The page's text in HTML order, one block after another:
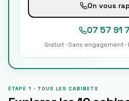
On vous
07 57 91
Gratuit · Sans engagement
ÉTAPE 1 · TOUS LES CABINETS